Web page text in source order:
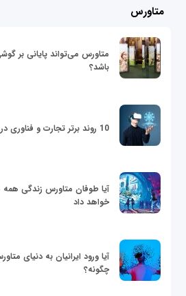
متاورس
متاورس می‌تواند پایانی بر
باشد؟
10 روند برتر تجارت و فناوری در سال 2022
آیا طوفان متاورس زندگی همه
خواهد داد
آیا ورود ایرانیان به دنیای
چگونه؟